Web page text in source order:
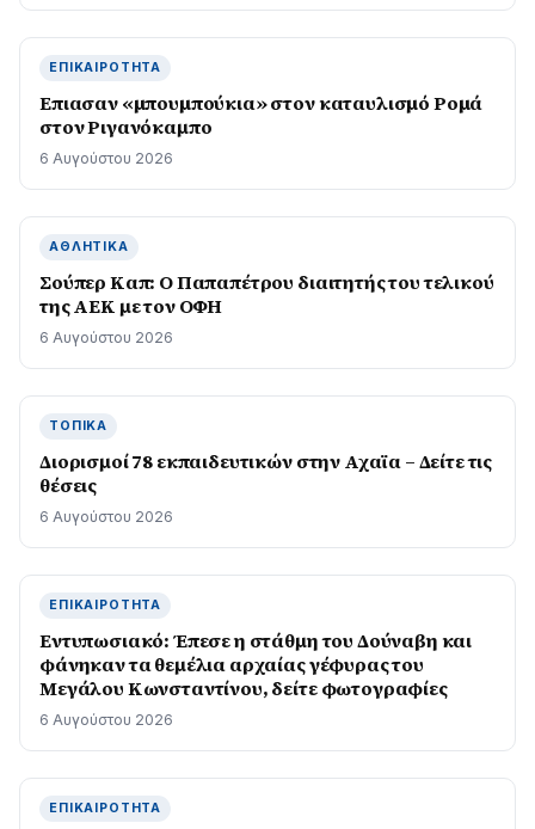
ΕΠΙΚΑΙΡΌΤΗΤΑ
Επιασαν «µπουµπούκια» στον καταυλισµό Ροµά
στον Ριγανόκαμπο
6 Αυγούστου 2026
ΑΘΛΗΤΙΚΆ
Σούπερ Καπ: Ο Παπαπέτρου διαιτητής του τελικού
της ΑΕΚ με τον ΟΦΗ
6 Αυγούστου 2026
ΤΟΠΙΚΆ
Διορισμοί 78 εκπαιδευτικών στην Αχαϊα – Δείτε τις
θέσεις
6 Αυγούστου 2026
ΕΠΙΚΑΙΡΌΤΗΤΑ
Εντυπωσιακό: Έπεσε η στάθμη του Δούναβη και
φάνηκαν τα θεμέλια αρχαίας γέφυρας του
Μεγάλου Κωνσταντίνου, δείτε φωτογραφίες
6 Αυγούστου 2026
ΕΠΙΚΑΙΡΌΤΗΤΑ